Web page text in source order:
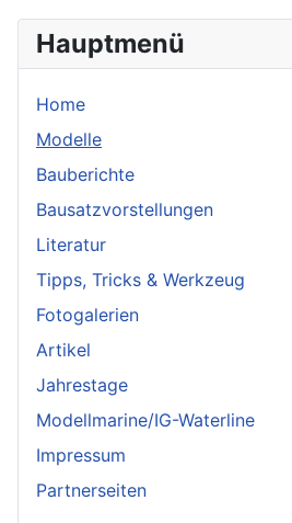
Hauptmenü
Home
Modelle
Bauberichte
Bausatzvorstellungen
Literatur
Tipps, Tricks & Werkzeug
Fotogalerien
Artikel
Jahrestage
Modellmarine/IG-Waterline
Impressum
Partnerseiten